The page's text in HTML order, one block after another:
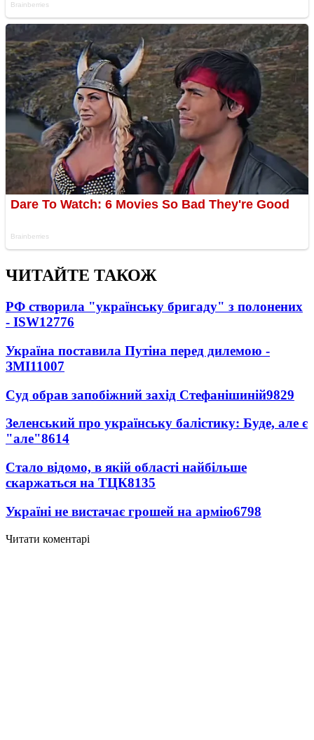
ЧИТАЙТЕ ТАКОЖ
РФ створила "українську бригаду" з полонених
- ISW12776
Україна поставила Путіна перед дилемою -
ЗМІ11007
Суд обрав запобіжний захід Стефанішиній9829
Зеленський про українську балістику: Буде, але є
"але"8614
Стало відомо, в якій області найбільше
скаржаться на ТЦК8135
Україні не вистачає грошей на армію6798
Читати коментарі